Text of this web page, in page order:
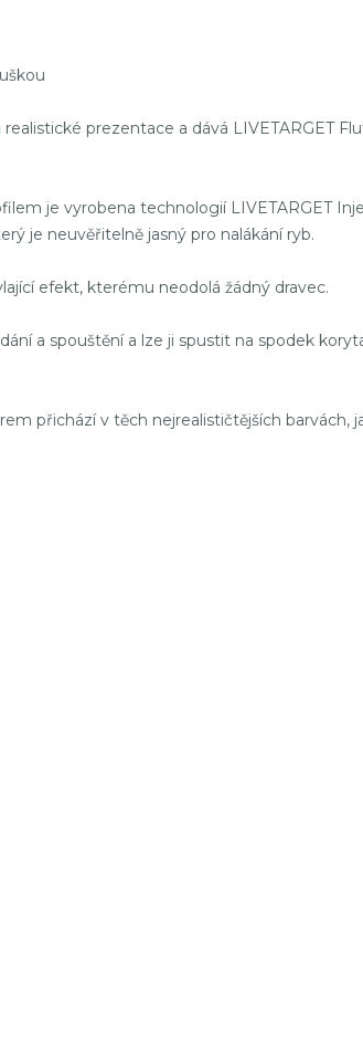
prezentace a dává LIVETARGET
je vyrobena technologií LIVETARGET
je neuvěřitelně jasný pro nalákání ryb.
efekt, kterému neodolá žádný dravec.
a spouštění a lze ji spustit na spodek
přichází v těch nejrealističtějších barvách,